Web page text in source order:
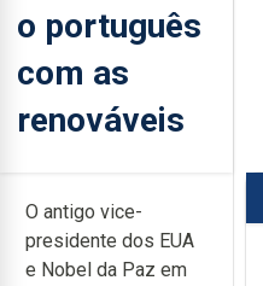
o português
com as
renováveis
O antigo vice-
presidente dos EUA
e Nobel da Paz em